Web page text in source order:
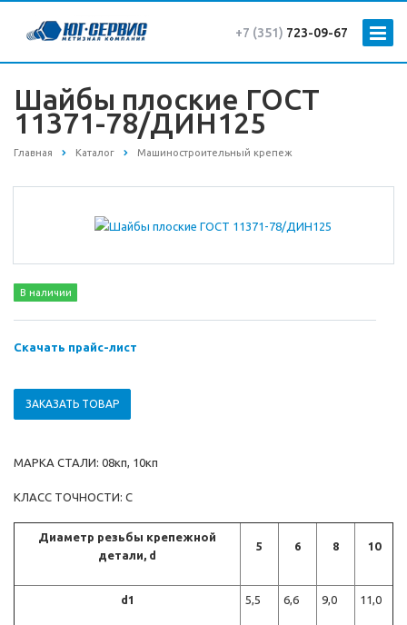
+7 (351) 723-09-67
Шайбы плоские ГОСТ
11371-78/ДИН125
Главная Каталог Машиностроительный крепеж
В наличии
Скачать прайс-лист
ЗАКАЗАТЬ ТОВАР
МАРКА СТАЛИ: 08кп, 10кп
КЛАСС ТОЧНОСТИ: С
Диаметр резьбы крепежной
детали, d
5 6 8 10
d1 5,5 6,6 9,0 11,0